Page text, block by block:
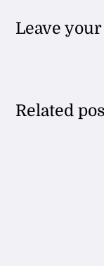
Leave
Related